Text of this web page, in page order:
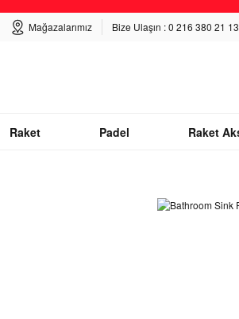
Mağazalarımız Bize Ulaşın : 0 216 380 21 13
Raket Padel Raket